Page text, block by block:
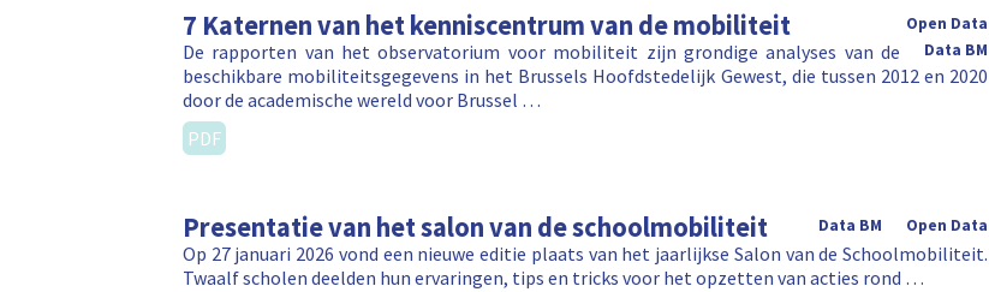
7 Katernen van het kenniscentrum van de mobiliteit
Open Data
Data BM
De rapporten van het observatorium voor mobiliteit zijn grondige analyses van de
beschikbare mobiliteitsgegevens in het Brussels Hoofdstedelijk Gewest, die tussen 2012 en 2020
door de academische wereld voor Brussel …
PDF
Presentatie van het salon van de schoolmobiliteit Open Data
Data BM
Op 27 januari 2026 vond een nieuwe editie plaats van het jaarlijkse Salon van de Schoolmobiliteit.
Twaalf scholen deelden hun ervaringen, tips en tricks voor het opzetten van acties rond …